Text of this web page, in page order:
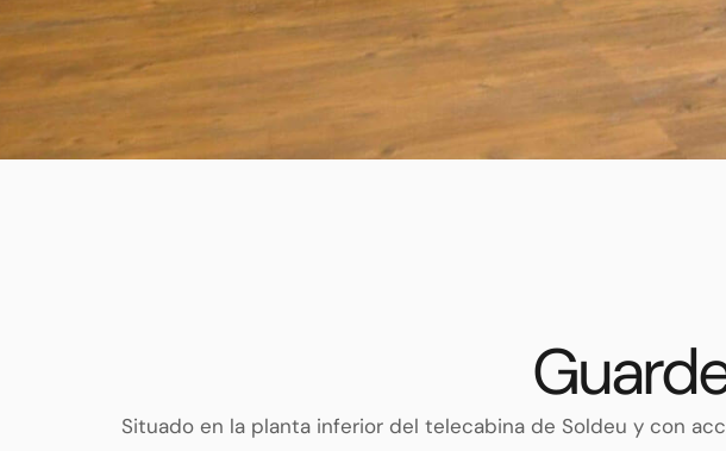
Situado en la planta inferior del telecabina de Soldeu y con